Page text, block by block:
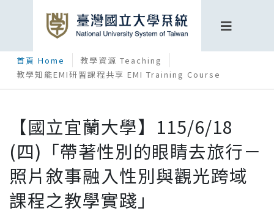
首頁 Home
教學資源 Teaching
教學知能EMI研習課程共享 EMI Training Course
【國立宜蘭大學】115/6/18
(四)「帶著性別的眼睛去旅行－
照片敘事融入性別與觀光跨域
課程之教學實踐」